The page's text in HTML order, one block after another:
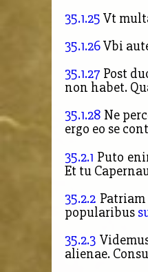
35.1.25 Vt
35.1.26Vbi
35.1.27 Post
non habet.
35.1.28 Ne
ergo eo se
35.2.1 Puto
Et tu
35.2.2
popularibus
35.2.3
alienae.